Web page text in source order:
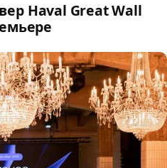
Haval Great Wall